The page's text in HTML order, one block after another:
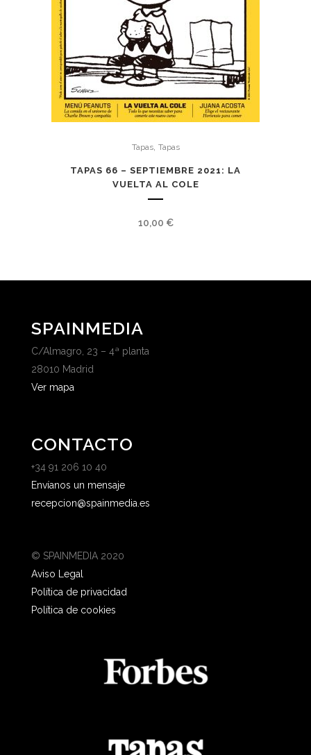
Tapas, Tapas
TAPAS 66 – SEPTIEMBRE 2021: LA
VUELTA AL COLE
10,00 €
SPAINMEDIA
C/Almagro, 23 – 4ª planta
28010 Madrid
Ver mapa
CONTACTO
+34 91 206 10 40
Envíanos un mensaje
recepcion@spainmedia.es
© SPAINMEDIA 2020
Aviso Legal
Política de privacidad
Política de cookies